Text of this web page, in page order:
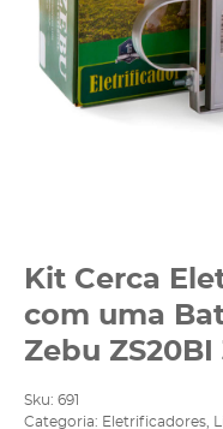
Kit Cerca
com uma
Zebu ZS20BI
Sku: 691
Categoria: Eletrificadores